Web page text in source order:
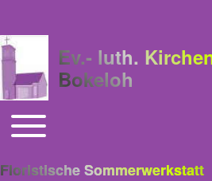
Ev.- luth.
Bokeloh
Main navigation
Toggle main menu
Floristische Sommerwerkstatt